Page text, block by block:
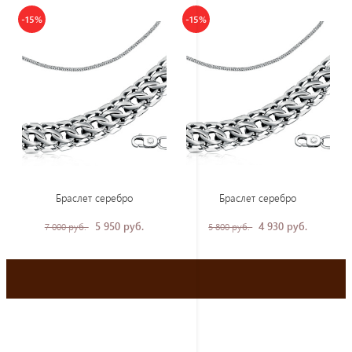
-15%
Браслет серебро
7 000 руб. 5 950 руб.
-15%
Браслет серебро
5 800 руб. 4 930 руб.